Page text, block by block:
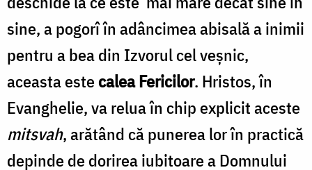
sine, a pogorî în adâncimea abisală a inimii
pentru a bea din Izvorul cel veşnic,
aceasta estecalea Fericilor. Hristos, în
Evanghelie, va relua în chip explicit aceste
mitsvah, arătând că punerea lor în practică
depinde de dorirea iubitoare a Domnului